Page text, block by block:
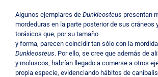
Algunos ejemplares de Dunkleosteus presentan
mordeduras en la parte posterior de sus cráneos
toráxicos que, por su tamaño
y forma, parecen coincidir tan sólo con la
Dunkleosteus. Por ello, se cree que además de
y moluscos, habrían llegado a comerse a otros
propia especie, evidenciando hábitos de